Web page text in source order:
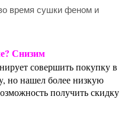
время сушки феном и
Снизим
совершить покупку в
но нашел более низкую
получить скидку